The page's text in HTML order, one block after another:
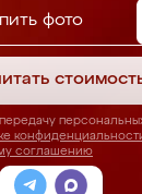
фото
соглашению